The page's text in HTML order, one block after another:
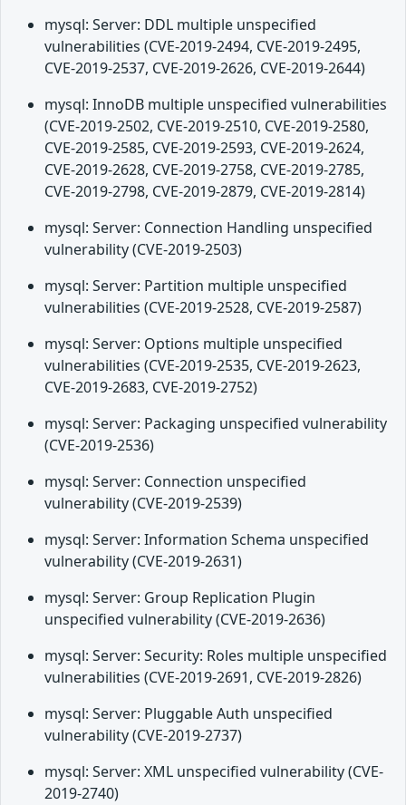
mysql: Server: DDL multiple unspecified
vulnerabilities (CVE-2019-2494, CVE-2019-2495,
CVE-2019-2537, CVE-2019-2626, CVE-2019-2644)
mysql: InnoDB multiple unspecified vulnerabilities
(CVE-2019-2502, CVE-2019-2510, CVE-2019-2580,
CVE-2019-2585, CVE-2019-2593, CVE-2019-2624,
CVE-2019-2628, CVE-2019-2758, CVE-2019-2785,
CVE-2019-2798, CVE-2019-2879, CVE-2019-2814)
mysql: Server: Connection Handling unspecified
vulnerability (CVE-2019-2503)
mysql: Server: Partition multiple unspecified
vulnerabilities (CVE-2019-2528, CVE-2019-2587)
mysql: Server: Options multiple unspecified
vulnerabilities (CVE-2019-2535, CVE-2019-2623,
CVE-2019-2683, CVE-2019-2752)
mysql: Server: Packaging unspecified vulnerability
(CVE-2019-2536)
mysql: Server: Connection unspecified
vulnerability (CVE-2019-2539)
mysql: Server: Information Schema unspecified
vulnerability (CVE-2019-2631)
mysql: Server: Group Replication Plugin
unspecified vulnerability (CVE-2019-2636)
mysql: Server: Security: Roles multiple unspecified
vulnerabilities (CVE-2019-2691, CVE-2019-2826)
mysql: Server: Pluggable Auth unspecified
vulnerability (CVE-2019-2737)
mysql: Server: XML unspecified vulnerability (CVE-
2019-2740)